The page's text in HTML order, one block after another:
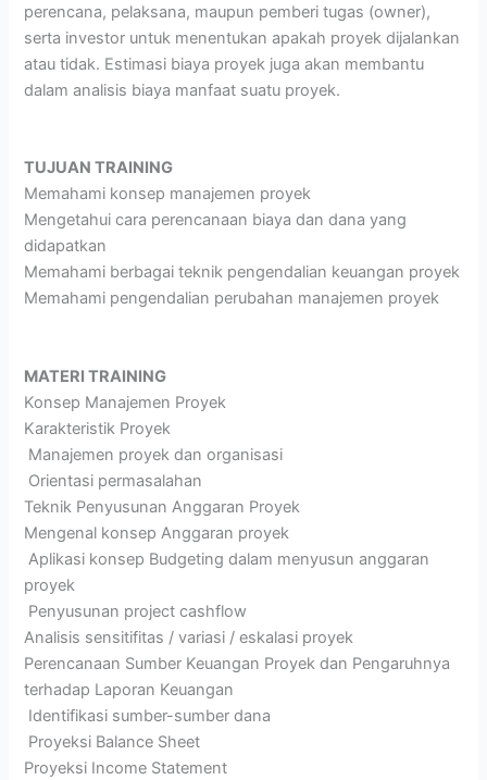
perencana, pelaksana, maupun pemberi tugas (owner),
serta investor untuk menentukan apakah proyek dijalankan
atau tidak. Estimasi biaya proyek juga akan membantu
dalam analisis biaya manfaat suatu proyek.
TUJUAN TRAINING
Memahami konsep manajemen proyek
Mengetahui cara perencanaan biaya dan dana yang
didapatkan
Memahami berbagai teknik pengendalian keuangan proyek
Memahami pengendalian perubahan manajemen proyek
MATERI TRAINING
Konsep Manajemen Proyek
Karakteristik Proyek
Manajemen proyek dan organisasi
Orientasi permasalahan
Teknik Penyusunan Anggaran Proyek
Mengenal konsep Anggaran proyek
Aplikasi konsep Budgeting dalam menyusun anggaran
proyek
Penyusunan project cashflow
Analisis sensitifitas / variasi / eskalasi proyek
Perencanaan Sumber Keuangan Proyek dan Pengaruhnya
terhadap Laporan Keuangan
Identifikasi sumber-sumber dana
Proyeksi Balance Sheet
Proyeksi Income Statement